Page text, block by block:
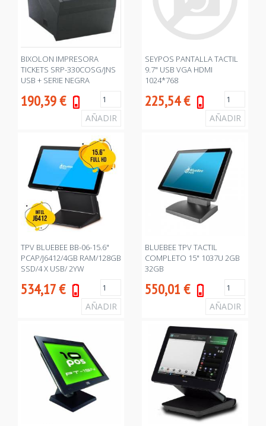
BIXOLON IMPRESORA
TICKETS SRP-330COSG/JNS
USB + SERIE NEGRA
190,39€
SEYPOS PANTALLA TACTIL
9.7" USB VGA HDMI
1024*768
225,54€
TPV BLUEBEE BB-06-15.6"
PCAP/J6412/4GB RAM/128GB
SSD/4 X USB/ 2YW
534,17€
BLUEBEE TPV TACTIL
COMPLETO 15" 1037U 2GB
32GB
550,01€